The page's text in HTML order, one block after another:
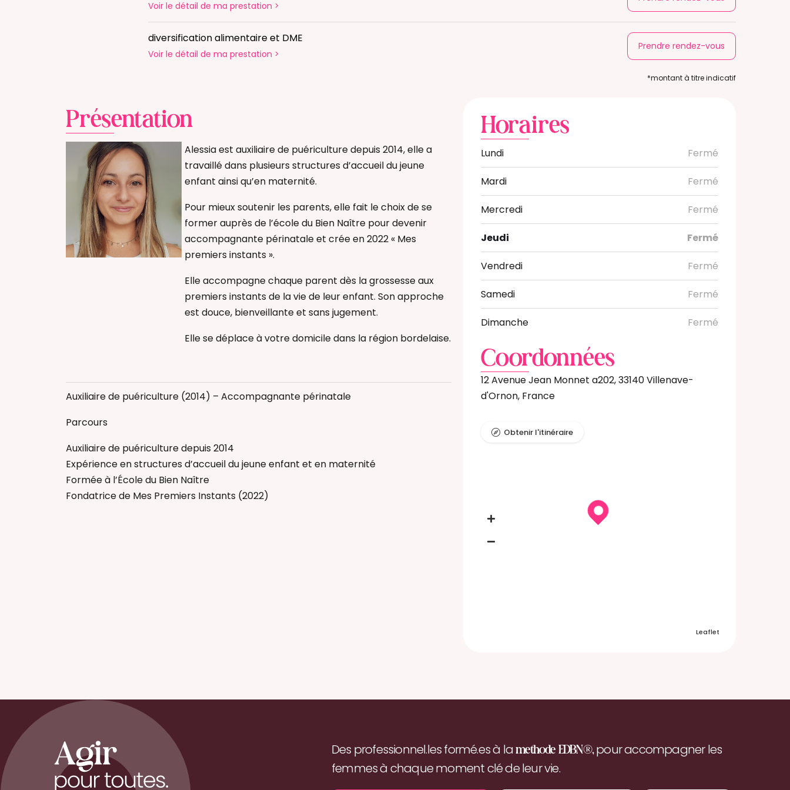
Voir le détail de ma prestation >
diversification alimentaire et DME
Voir le détail de ma prestation >
Prendre rendez-vous
*montant à titre indicatif
Présentation
Alessia est auxiliaire de puériculture depuis 2014, elle a
travaillé dans plusieurs structures d’accueil du jeune
enfant ainsi qu’en maternité.
Pour mieux soutenir les parents, elle fait le choix de se
former auprès de l’école du Bien Naître pour devenir
accompagnante périnatale et crée en 2022 « Mes
premiers instants ».
Elle accompagne chaque parent dès la grossesse aux
premiers instants de la vie de leur enfant. Son approche
est douce, bienveillante et sans jugement.
Elle se déplace à votre domicile dans la région bordelaise.
Bain Enveloppé
Diversification alimentaire et DME
Portage physiologique
Réflexologie bébé
Thérapeutique Bain Bébé
Auxiliaire de puériculture
Auxiliaire de puériculture (2014) – Accompagnante périnatale
Parcours
Auxiliaire de puériculture depuis 2014
Expérience en structures d’accueil du jeune enfant et en maternité
Formée à l’École du Bien Naître
Fondatrice de Mes Premiers Instants (2022)
Horaires
Lundi Fermé
Mardi Fermé
Mercredi Fermé
Jeudi Fermé
Vendredi Fermé
Samedi Fermé
Dimanche Fermé
Coordonnées
12 Avenue Jean Monnet a202, 33140 Villenave-
d'Ornon, France
Leaflet
Obtenir l'itinéraire
Des professionnel.les formé.es à lamethode EDBN®,pour accompagner les
femmes à chaque moment clé de leur vie.